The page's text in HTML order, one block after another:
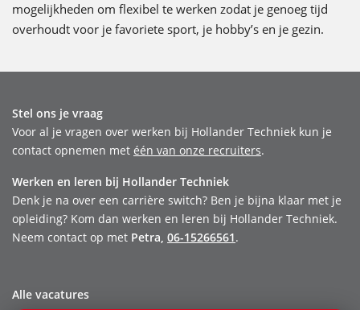
mogelijkheden om flexibel te werken zodat je genoeg tijd
overhoudt voor je favoriete sport, je hobby’s en je gezin.
Stel ons je vraag
Voor al je vragen over werken bij Hollander Techniek kun je
contact opnemen met één van onze recruiters.
Werken en leren bij Hollander Techniek
Denk je na over een carrière switch? Ben je bijna klaar met je
opleiding? Kom dan werken en leren bij Hollander Techniek.
Neem contact op met Petra, 06-15266561.
Alle vacatures